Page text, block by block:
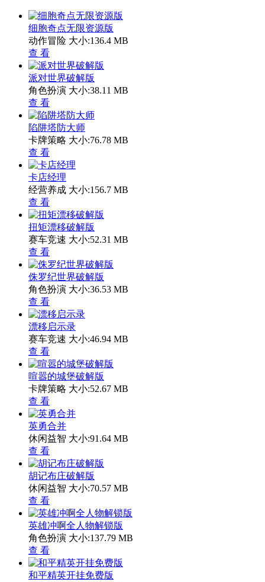
细胞奇点无限资源版
动作冒险 大小:136.4 MB
查 看
派对世界破解版
角色扮演 大小:38.11 MB
查 看
陷阱塔防大师
卡牌策略 大小:76.78 MB
查 看
卡店经理
经营养成 大小:156.7 MB
查 看
扭矩漂移破解版
赛车竞速 大小:52.31 MB
查 看
侏罗纪世界破解版
角色扮演 大小:36.53 MB
查 看
漂移启示录
赛车竞速 大小:46.94 MB
查 看
喧嚣的城堡破解版
卡牌策略 大小:52.67 MB
查 看
英勇合并
休闲益智 大小:91.64 MB
查 看
胡记布庄破解版
休闲益智 大小:70.57 MB
查 看
英雄冲啊全人物解锁版
角色扮演 大小:137.79 MB
查 看
和平精英开挂免费版